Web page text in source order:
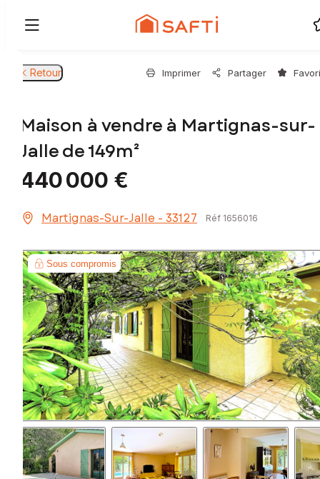
Retour Imprimer Partager
Maison à vendre à Martignas-sur-
Jalle de 149m²
440 000 €
Martignas-Sur-Jalle - 33127 Réf 1656016
Sous compromis